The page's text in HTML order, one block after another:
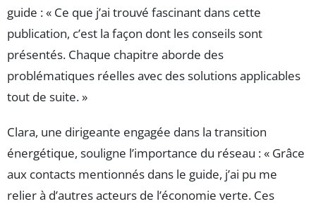
guide : « Ce que j’ai trouvé fascinant dans cette
publication, c’est la façon dont les conseils sont
présentés. Chaque chapitre aborde des
problématiques réelles avec des solutions applicables
tout de suite. »
Clara, une dirigeante engagée dans la transition
énergétique, souligne l’importance du réseau : « Grâce
aux contacts mentionnés dans le guide, j’ai pu me
relier à d’autres acteurs de l’économie verte. Ces